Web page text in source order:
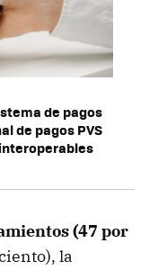
de pagos
de pagos PVS
(47 por
la